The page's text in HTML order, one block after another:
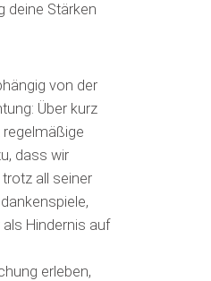
deine Stärken
von der
Über kurz
dass wir
all seiner
Hindernis auf
erleben,